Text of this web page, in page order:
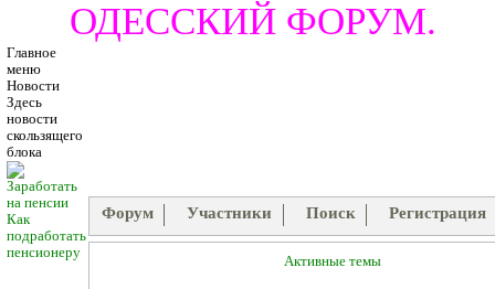
ОДЕССКИЙ ФОРУМ.
Главное
меню
Новости
Здесь
новости
скользящего
блока
Как
подработать
пенсионеру
Форум Участники Поиск Регистрация
Активные темы